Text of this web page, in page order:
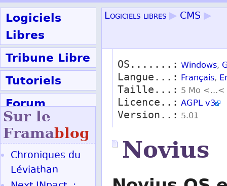
Logiciels
Libres
Tribune Libre
Tutoriels
Forum
Participer
Logiciels libres ▶ CMS ▶
OS.......: Windows,
Langue...: Français,
Taille...: 5 Mo <...<
Licence..: AGPL v3
Version..: 5.01
Novius
Sur le
Framablog
Chroniques du
Léviathan